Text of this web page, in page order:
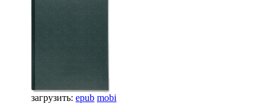
загрузить: epub mobi